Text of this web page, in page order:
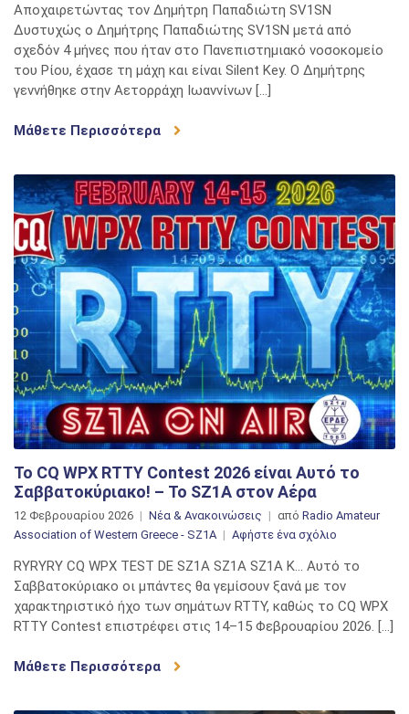
Silent
Key
–
Ο
Δημήτρης
έφυγε
μας
Αποχαιρετώντας τον Δημήτρη Παπαδιώτη SV1SN
Δυστυχώς ο Δημήτρης Παπαδιώτης SV1SN μετά από
σχεδόν 4 μήνες που ήταν στο Πανεπιστημιακό νοσοκομείο
του Ρίου, έχασε τη μάχη και είναι Silent Key. Ο Δημήτρης
γεννήθηκε στην Αετορράχη Ιωαννίνων […]
Μάθετε Περισσότερα
Το CQ WPX RTTY Contest 2026 είναι Αυτό το
Σαββατοκύριακο! – Το SZ1A στον Αέρα
12 Φεβρουαρίου 2026 Νέα & Ανακοινώσεις από Radio Amateur
Association of Western Greece - SZ1A
Αφήστε ένα σχόλιο
CQ
WPX
RTTY
Contest
RYRYRY CQ WPX TEST DE SZ1A SZ1A SZ1A K… Αυτό το
Σαββατοκύριακο οι μπάντες θα γεμίσουν ξανά με τον
χαρακτηριστικό ήχο των σημάτων RTTY, καθώς το CQ WPX
RTTY Contest επιστρέφει στις 14–15 Φεβρουαρίου 2026. […]
Μάθετε Περισσότερα